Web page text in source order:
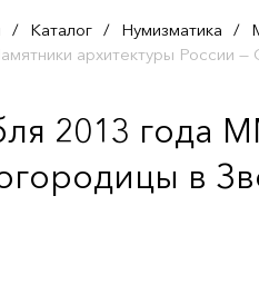
/ Каталог / Нумизматика /
архитектуры России
2013 года
в